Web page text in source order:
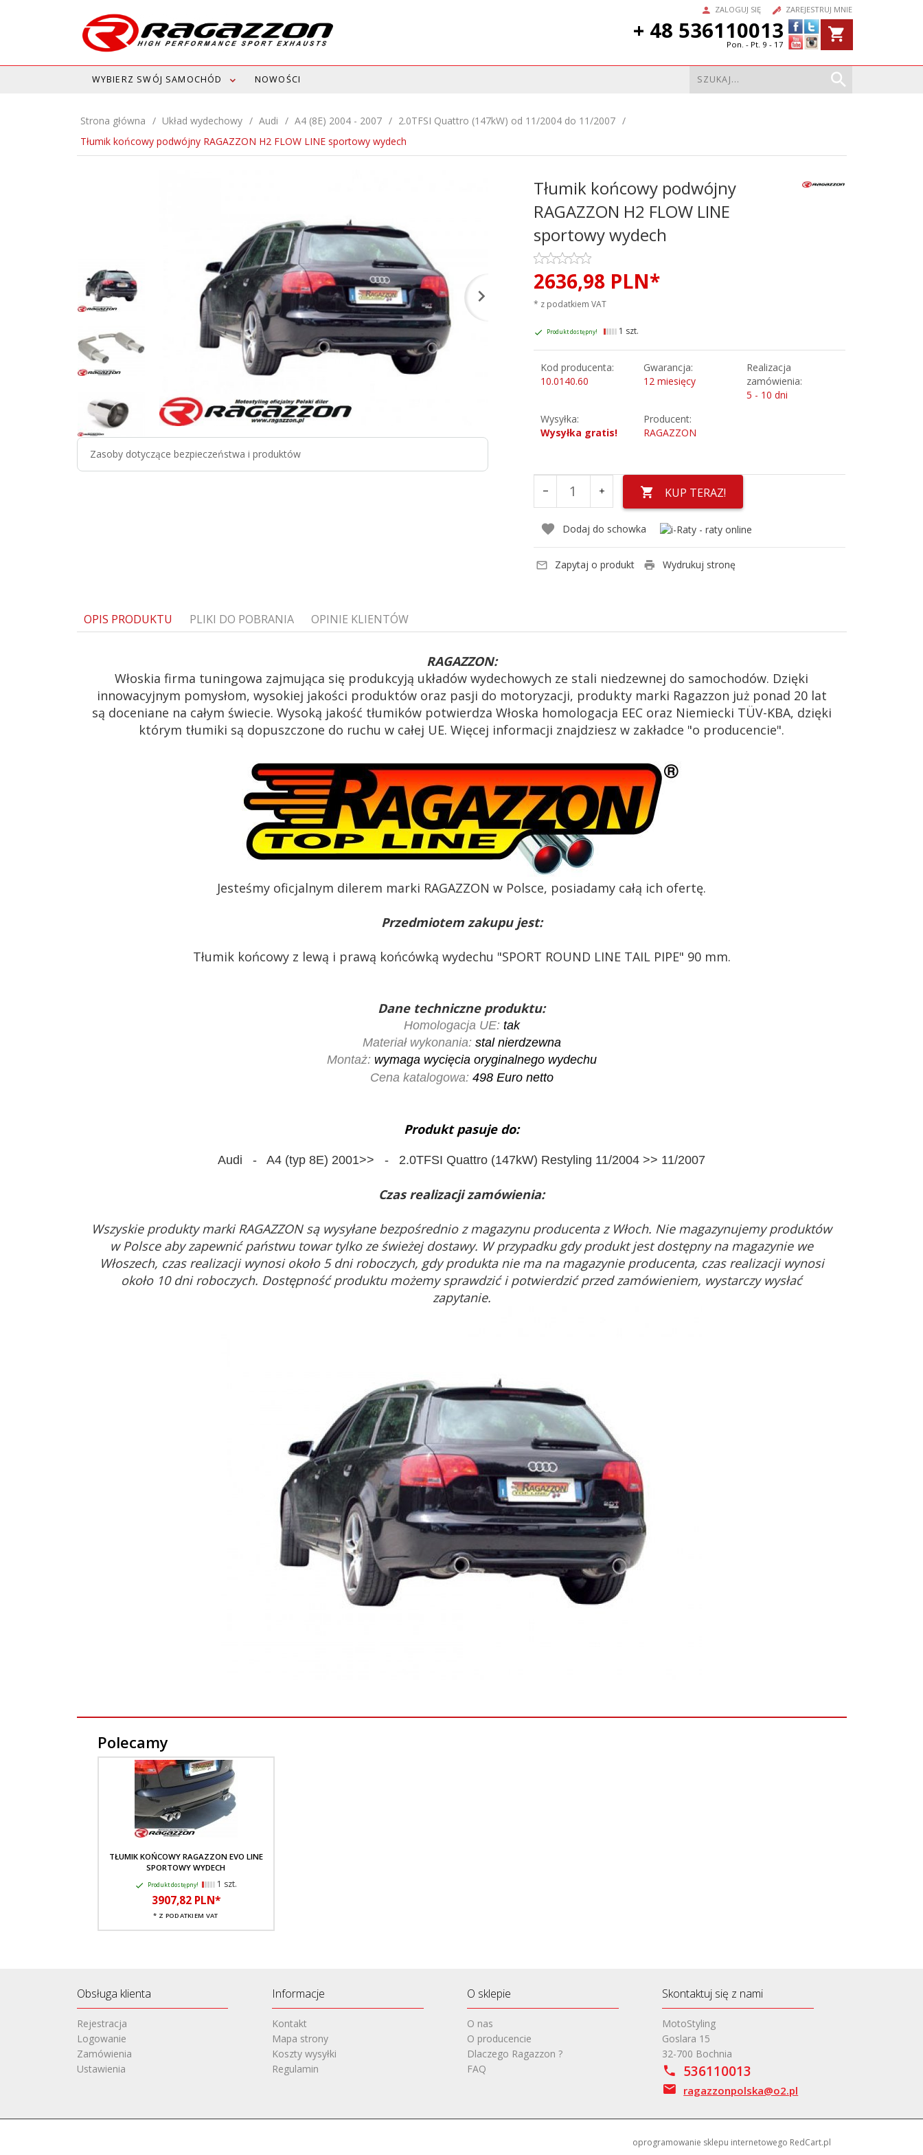
ZALOGUJ SIĘ ZAREJESTRUJ MNIE
+ 48 536110013
Pon. - Pt. 9 - 17
WYBIERZ SWÓJ SAMOCHÓD NOWOŚCI
Strona główna Układ wydechowy Audi A4 (8E) 2004 - 2007
2.0TFSI Quattro (147kW) od 11/2004 do 11/2007
Tłumik końcowy podwójny RAGAZZON H2 FLOW LINE sportowy wydech
Zasoby dotyczące bezpieczeństwa i produktów
Tłumik końcowy podwójny
RAGAZZON H2 FLOW LINE
sportowy wydech
2636,98 PLN*
* z podatkiem VAT
Produkt dostępny! 1 szt.
Kod producenta:
10.0140.60
Gwarancja:
12 miesięcy
Realizacja
zamówienia:
5 - 10 dni
Wysyłka:
Wysyłka gratis!
Producent:
RAGAZZON
KUP TERAZ!
Dodaj do schowka
Zapytaj o produkt Wydrukuj stronę
OPIS PRODUKTU PLIKI DO POBRANIA OPINIE KLIENTÓW
RAGAZZON:
Włoskia firma tuningowa zajmująca się produkcyją układów wydechowych ze stali niedzewnej do samochodów. Dzięki
innowacyjnym pomysłom, wysokiej jakości produktów oraz pasji do motoryzacji, produkty marki Ragazzon już ponad 20 lat
są doceniane na całym świecie. Wysoką jakość tłumików potwierdza Włoska homologacja EEC oraz Niemiecki TÜV-KBA, dzięki
którym tłumiki są dopuszczone do ruchu w całej UE. Więcej informacji znajdziesz w zakładce "o producencie".
Jesteśmy oficjalnym dilerem marki RAGAZZON w Polsce, posiadamy całą ich ofertę.
Przedmiotem zakupu jest:
Tłumik końcowy z lewą i prawą końcówką wydechu "SPORT ROUND LINE TAIL PIPE" 90 mm.
Dane techniczne produktu:
Homologacja UE: tak
Materiał wykonania: stal nierdzewna
Montaż:wymaga wycięcia oryginalnego wydechu
Cena katalogowa: 498 Euro netto
Produkt pasuje do:
Audi - A4 (typ 8E) 2001>> - 2.0TFSI Quattro (147kW) Restyling 11/2004 >> 11/2007
Czas realizacji zamówienia:
Wszyskie produkty marki RAGAZZON są wysyłane bezpośrednio z magazynu producenta z Włoch. Nie magazynujemy produktów
w Polsce aby zapewnić państwu towar tylko ze świeżej dostawy. W przypadku gdy produkt jest dostępny na magazynie we
Włoszech, czas realizacji wynosi około 5 dni roboczych, gdy produkta nie ma na magazynie producenta, czas realizacji wynosi
około 10 dni roboczych. Dostępność produktu możemy sprawdzić i potwierdzić przed zamówieniem, wystarczy wysłać
zapytanie.
Polecamy
TŁUMIK KOŃCOWY RAGAZZON EVO LINE
SPORTOWY WYDECH
Produkt dostępny! 1 szt.
3907,82 PLN*
* Z PODATKIEM VAT
Obsługa klienta
Rejestracja
Logowanie
Zamówienia
Ustawienia
Informacje
Kontakt
Mapa strony
Koszty wysyłki
Regulamin
O sklepie
O nas
O producencie
Dlaczego Ragazzon ?
FAQ
Skontaktuj się z nami
MotoStyling
Goslara 15
32-700 Bochnia
536110013
ragazzonpolska@o2.pl
oprogramowanie sklepu internetowego RedCart.pl